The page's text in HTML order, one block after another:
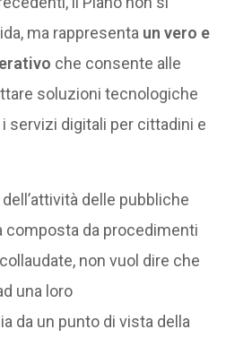
ma rappresenta un vero e
che consente alle
soluzioni tecnologiche
servizi digitali per cittadini e
delle pubbliche
composta da procedimenti
non vuol dire che
una loro
da un punto di vista della